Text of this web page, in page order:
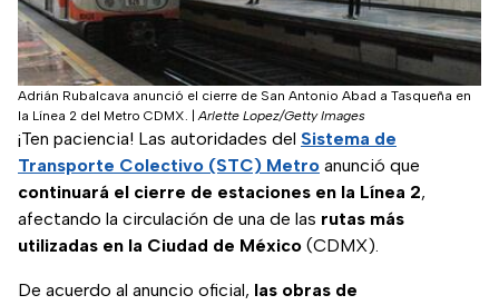
Adrián Rubalcava anunció el cierre de San Antonio Abad a Tasqueña en
la Línea 2 del Metro CDMX. |Arlette Lopez/Getty Images
¡Ten paciencia! Las autoridades del Sistema de
Transporte Colectivo (STC) Metro anunció que
continuará el cierre de estaciones en la Línea 2,
afectando la circulación de una de las rutas más
utilizadas en la Ciudad de México (CDMX).
De acuerdo al anuncio oficial, las obras de